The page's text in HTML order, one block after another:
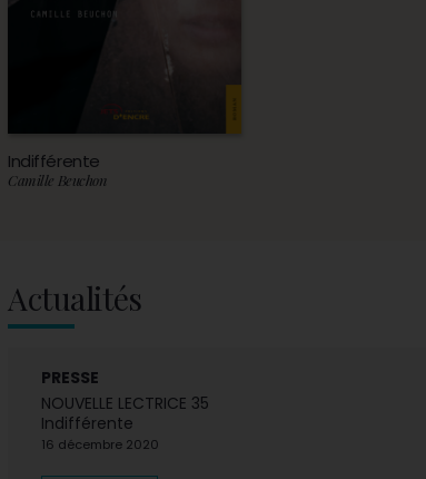
Indifférente
Camille Beuchon
Actualités
PRESSE
NOUVELLE LECTRICE 35
Indifférente
16 décembre 2020